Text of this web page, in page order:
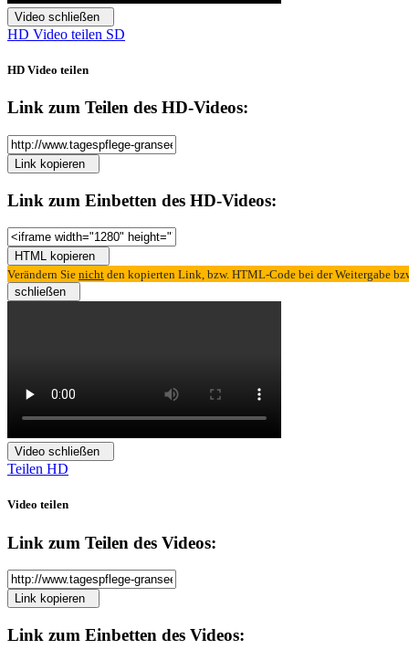
Video schließen
HD Video teilen SD
HD Video teilen
Link zum Teilen des HD-Videos:
Link kopieren
Link zum Einbetten des HD-Videos:
HTML kopieren
Verändern Sie nicht den kopierten Link, bzw. HTML-Code bei der Weitergabe
schließen
Video schließen
Teilen HD
Video teilen
Link zum Teilen des Videos:
Link kopieren
Link zum Einbetten des Videos: